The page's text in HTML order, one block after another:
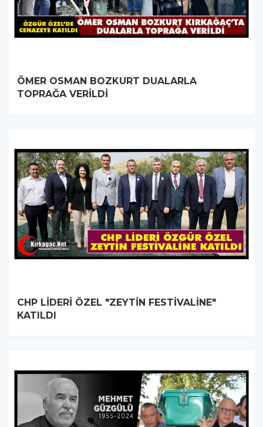
ÖMER OSMAN BOZKURT DUALARLA
TOPRAĞA VERİLDİ
CHP LİDERİ ÖZEL "ZEYTİN FESTİVALİNE"
KATILDI